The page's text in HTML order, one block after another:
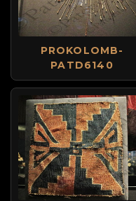
PROKOLOMB-
PATD6140